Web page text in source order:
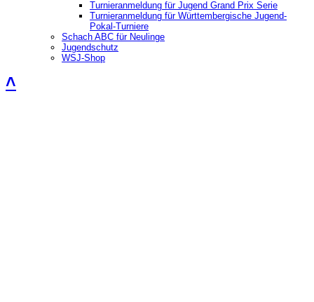
Turnieranmeldung für Jugend Grand Prix Serie
Turnieranmeldung für Württembergische Jugend-
Pokal-Turniere
Schach ABC für Neulinge
Jugendschutz
WSJ-Shop
˄